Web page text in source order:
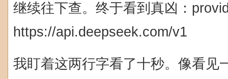
继续往下查。终于看到真凶：
https://api.deepseek.com/v1
我盯着这两行字看了十秒。像看见